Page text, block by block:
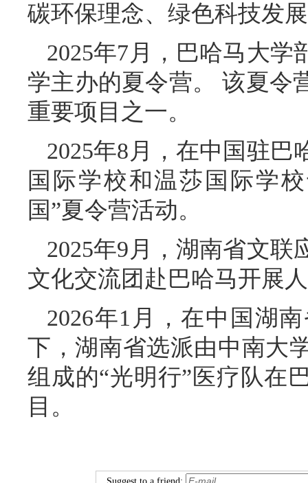
碳环保理念、绿色科技发
2025年7月，巴哈马大
学主办的夏令营。 该夏令
重要项目之一。
2025年8月，在中国驻
国际学校和温莎国际学
国”夏令营活动。
2025年9月，湖南省文
文化交流团赴巴哈马开展
2026年1月，在中国湖
下，湖南省选派由中南大
组成的“光明行”医疗队在
目。